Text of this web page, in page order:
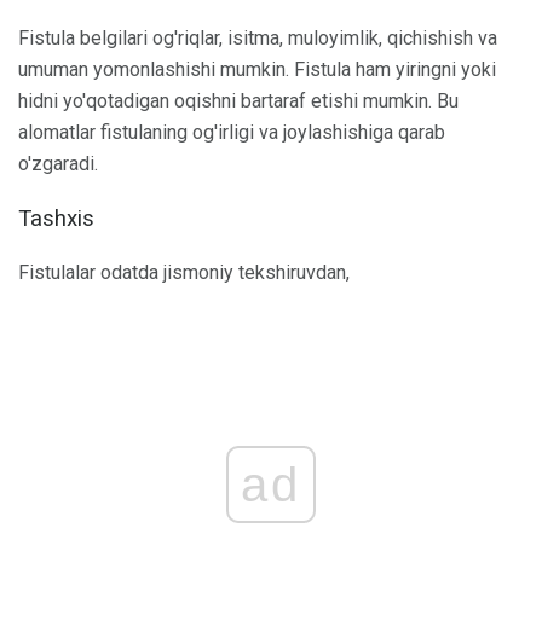
Fistula belgilari og'riqlar, isitma, muloyimlik, qichishish va
umuman yomonlashishi mumkin. Fistula ham yiringni yoki
hidni yo'qotadigan oqishni bartaraf etishi mumkin. Bu
alomatlar fistulaning og'irligi va joylashishiga qarab
o'zgaradi.
Tashxis
Fistulalar odatda jismoniy tekshiruvdan,
ad